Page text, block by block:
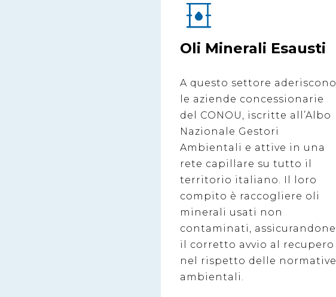
Oli Minerali Esausti
A questo settore aderiscono
le aziende concessionarie
del CONOU, iscritte all’Albo
Nazionale Gestori
Ambientali e attive in una
rete capillare su tutto il
territorio italiano. Il loro
compito è raccogliere oli
minerali usati non
contaminati, assicurandone
il corretto avvio al recupero
nel rispetto delle normative
ambientali.